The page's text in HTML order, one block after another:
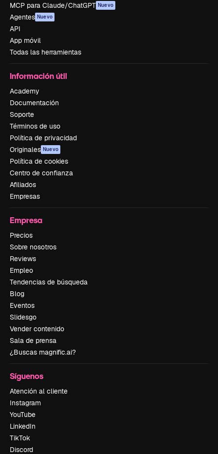
MCP para Claude/ChatGPT Nuevo
Agentes Nuevo
API
App móvil
Todas las herramientas
Información útil
Academy
Documentación
Soporte
Términos de uso
Política de privacidad
Originales Nuevo
Política de cookies
Centro de confianza
Afiliados
Empresas
Empresa
Precios
Sobre nosotros
Reviews
Empleo
Tendencias de búsqueda
Blog
Eventos
Slidesgo
Vender contenido
Sala de prensa
¿Buscas magnific.ai?
Síguenos
Atención al cliente
Instagram
YouTube
LinkedIn
TikTok
Discord